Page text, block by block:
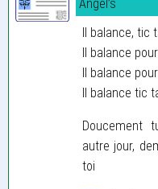
Angel’s
Il balance, tic
Il balance
Il balance
Il balance tic
Doucement
autre jour,
toi